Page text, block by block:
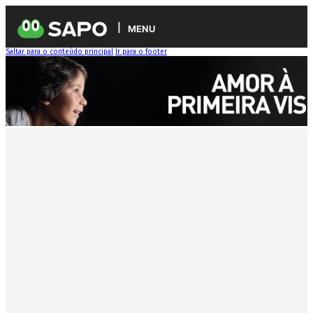
MENU
Saltar para o conteúdo principal Ir para o footer